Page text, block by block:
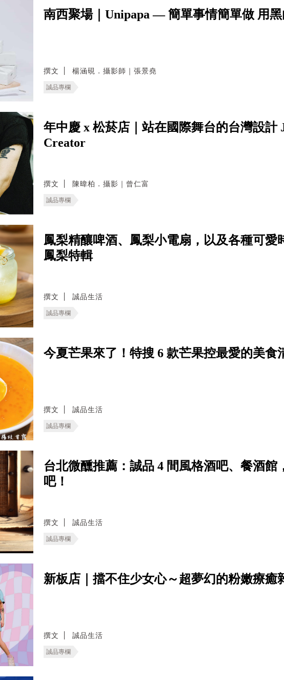
南西聚場｜Unipapa — 簡單事情簡單做 用
撰文 楊涵硯．攝影師｜張景堯
誠品專欄
年中慶 x 松菸店｜站在國際舞台的台灣設
Creator
撰文 陳暐柏．攝影｜曾仁富
誠品專欄
鳳梨精釀啤酒、鳳梨小電扇，以及各種可愛
鳳梨特輯
撰文 誠品生活
誠品專欄
今夏芒果來了！特搜 6 款芒果控最愛的美食
撰文 誠品生活
誠品專欄
台北微醺推薦：誠品 4 間風格酒吧、餐酒
吧！
撰文 誠品生活
誠品專欄
新板店｜擋不住少女心～超夢幻的粉嫩療癒
撰文 誠品生活
誠品專欄